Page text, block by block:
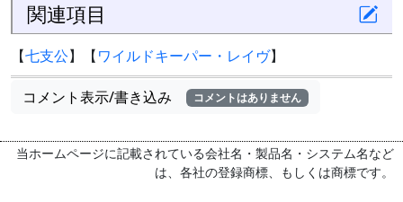
関連項目
【七支公】【ワイルドキーパー・レイヴ】
コメント表示/書き込み コメントはありません
当ホームページに記載されている会社名・製品名・システム名など
は、各社の登録商標、もしくは商標です。